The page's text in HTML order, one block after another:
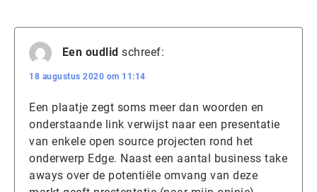
Een oudlid schreef:
18 augustus 2020 om 11:14
Een plaatje zegt soms meer dan woorden en
onderstaande link verwijst naar een presentatie
van enkele open source projecten rond het
onderwerp Edge. Naast een aantal business take
aways over de potentiële omvang van deze